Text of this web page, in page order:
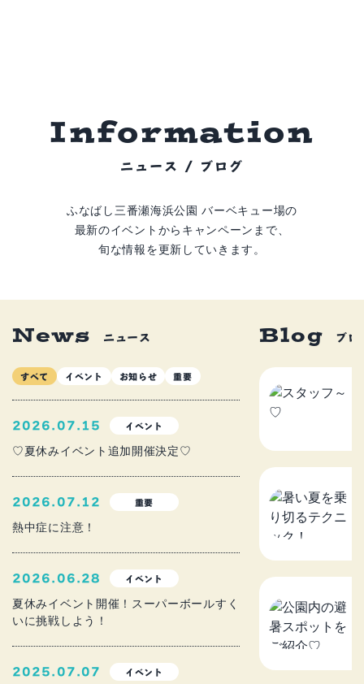
Information
ニュース / ブログ
ふなばし三番瀬海浜公園 バーベキュー場の
最新のイベントからキャンペーンまで、
旬な情報を更新していきます。
News ニュース
すべて イベント お知らせ 重要
2026.07.15 イベント
♡夏休みイベント追加開催決定♡
2026.07.12 重要
熱中症に注意！
2026.06.28 イベント
夏休みイベント開催！スーパーボールすく
いに挑戦しよう！
2025.07.07 イベント
Blog ブロ